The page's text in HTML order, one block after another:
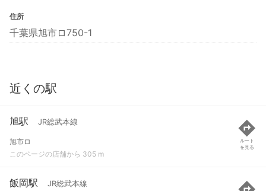
住所
千葉県旭市ロ750-1
近くの駅
旭駅 JR総武本線
旭市ロ
このページの店舗から 305 m
ルート
を見る
飯岡駅 JR総武本線